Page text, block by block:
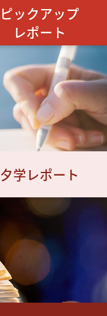
ピックアップ
レポート
夕学レポート